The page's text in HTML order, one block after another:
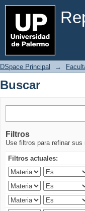
Buscar
DSpace Principal →
Buscar
Filtros
Use filtros para refinar sus
Filtros actuales: